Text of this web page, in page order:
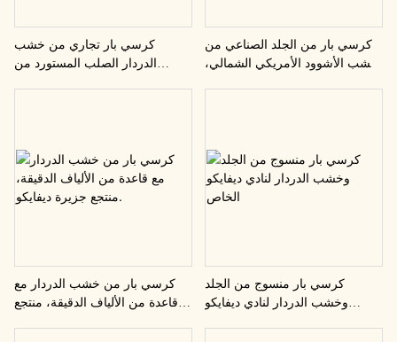
كرسي بار تجاري من خشب
الدردار الصلب المستورد من
كرسي بار من الجلد الصناعي من
خشب الأشوود الأمريكي الشمالي،
كرسي بار من خشب الدردار مع
قاعدة من الألياف الدقيقة، منتجع
كرسي بار منسوج من الجلد
وخشب الدردار لنادي ديفايكو